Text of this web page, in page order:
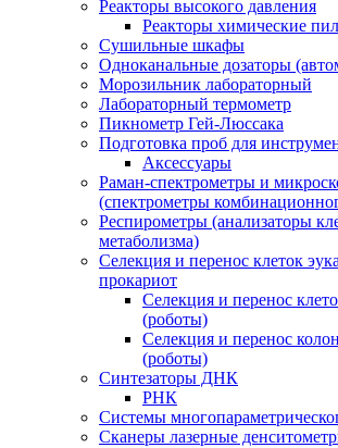
Реакторы высокого давления
Реакторы химические
Сушильные шкафы
Одноканальные дозаторы
Морозильник лабораторный
Лабораторный термометр
Пикнометр Гей-Люссака
Подготовка проб для
Аксессуары
Раман-спектрометры и
(спектрометры
Респирометры (анализаторы
метаболизма)
Селекция и перенос клеток
прокариот
Селекция и перенос
(роботы)
Селекция и перенос
(роботы)
Синтезаторы ДНК
РНК
Системы
Сканеры лазерные